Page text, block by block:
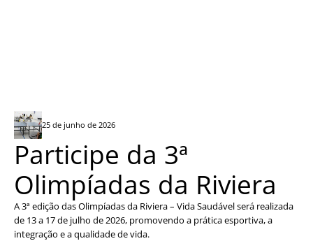
25 de junho de 2026
Participe da 3ª
Olimpíadas da Riviera
A 3ª edição das Olimpíadas da Riviera – Vida Saudável será realizada
de 13 a 17 de julho de 2026, promovendo a prática esportiva, a
integração e a qualidade de vida.